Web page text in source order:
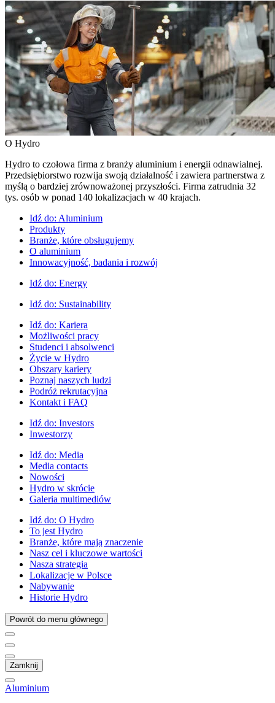
O Hydro
Hydro to czołowa firma z branży aluminium i energii odnawialnej.
Przedsiębiorstwo rozwija swoją działalność i zawiera partnerstwa z
myślą o bardziej zrównoważonej przyszłości. Firma zatrudnia 32
tys. osób w ponad 140 lokalizacjach w 40 krajach.
Idź do: Aluminium
Produkty
Branże, które obsługujemy
O aluminium
Innowacyjność, badania i rozwój
Idź do: Energy
Idź do: Sustainability
Idź do: Kariera
Możliwości pracy
Studenci i absolwenci
Życie w Hydro
Obszary kariery
Poznaj naszych ludzi
Podróż rekrutacyjna
Kontakt i FAQ
Idź do: Investors
Inwestorzy
Idź do: Media
Media contacts
Nowości
Hydro w skrócie
Galeria multimediów
Idź do: O Hydro
To jest Hydro
Branże, które mają znaczenie
Nasz cel i kluczowe wartości
Nasza strategia
Lokalizacje w Polsce
Nabywanie
Historie Hydro
Powrót do menu głównego
Zamknij
Aluminium